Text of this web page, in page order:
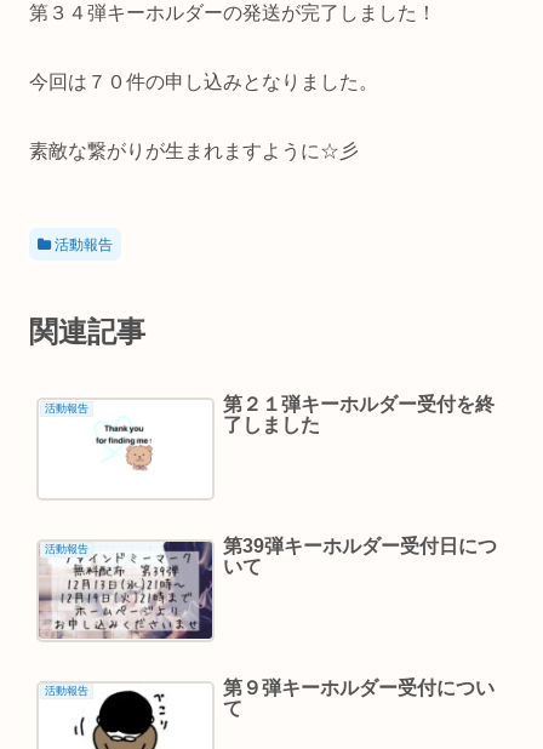
第３４弾キーホルダーの発送が完了しました！
今回は７０件の申し込みとなりました。
素敵な繋がりが生まれますように☆彡
活動報告
関連記事
活動報告
第２１弾キーホルダー受付を終
了しました
活動報告
第39弾キーホルダー受付日につ
いて
活動報告
第９弾キーホルダー受付につい
て